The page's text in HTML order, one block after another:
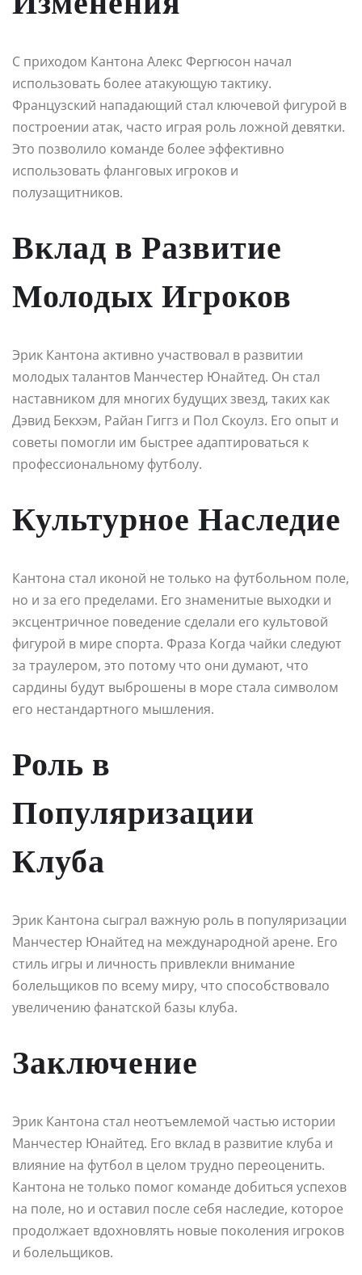
С приходом Кантона Алекс Фергюсон начал
использовать более атакующую тактику.
Французский нападающий стал ключевой фигурой в
построении атак, часто играя роль ложной девятки.
Это позволило команде более эффективно
использовать фланговых игроков и
полузащитников.
Вклад в Развитие
Молодых Игроков
Эрик Кантона активно участвовал в развитии
молодых талантов Манчестер Юнайтед. Он стал
наставником для многих будущих звезд, таких как
Дэвид Бекхэм, Райан Гиггз и Пол Скоулз. Его опыт и
советы помогли им быстрее адаптироваться к
профессиональному футболу.
Культурное Наследие
Кантона стал иконой не только на футбольном поле,
но и за его пределами. Его знаменитые выходки и
эксцентричное поведение сделали его культовой
фигурой в мире спорта. Фраза Когда чайки следуют
за траулером, это потому что они думают, что
сардины будут выброшены в море стала символом
его нестандартного мышления.
Роль в
Популяризации
Клуба
Эрик Кантона сыграл важную роль в популяризации
Манчестер Юнайтед на международной арене. Его
стиль игры и личность привлекли внимание
болельщиков по всему миру, что способствовало
увеличению фанатской базы клуба.
Заключение
Эрик Кантона стал неотъемлемой частью истории
Манчестер Юнайтед. Его вклад в развитие клуба и
влияние на футбол в целом трудно переоценить.
Кантона не только помог команде добиться успехов
на поле, но и оставил после себя наследие, которое
продолжает вдохновлять новые поколения игроков
и болельщиков.